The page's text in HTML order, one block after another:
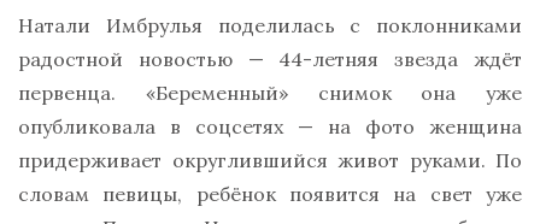
Натали Имбрулья поделилась с поклонниками
радостной новостью — 44-летняя звезда ждёт
первенца. «Беременный» снимок она уже
опубликовала в соцсетях — на фото женщина
придерживает округлившийся живот руками. По
словам певицы, ребёнок появится на свет уже